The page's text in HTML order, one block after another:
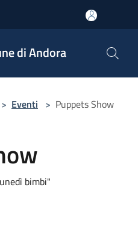
di Andora
> Eventi > Puppets Show
bimbi"